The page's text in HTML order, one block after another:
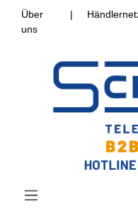
Über
uns
|